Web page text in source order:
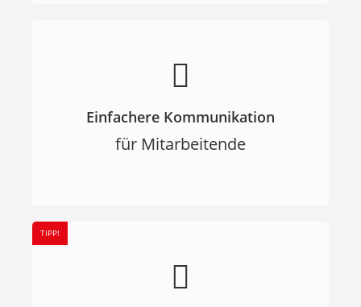
Einfachere Kommunikation
für Mitarbeitende
TIPP!